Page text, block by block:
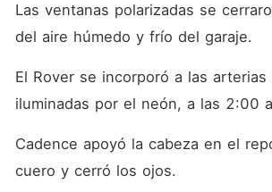
Las ventanas polarizadas se
del aire húmedo y frío del garaje.
El Rover se incorporó a las
iluminadas por el neón, a las 2:00
Cadence apoyó la cabeza en el
cuero y cerró los ojos.